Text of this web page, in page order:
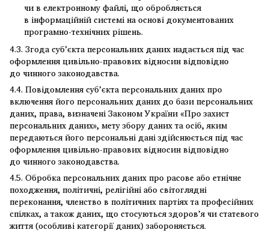
чи в електронному файлі, що обробляється
в інформаційній системі на основі документованих
програмно-технічних рішень.
4.3. Згода суб’єкта персональних даних надається під час
оформлення цивільно-правових відносин відповідно
до чинного законодавства.
4.4. Повідомлення суб’єкта персональних даних про
включення його персональних даних до бази персональних
даних, права, визначені Законом України «Про захист
персональних даних», мету збору даних та осіб, яким
передаються його персональні дані здійснюється під час
оформлення цивільно-правових відносин відповідно
до чинного законодавства.
4.5. Обробка персональних даних про расове або етнічне
походження, політичні, релігійні або світоглядні
переконання, членство в політичних партіях та професійних
спілках, а також даних, що стосуються здоров’я чи статевого
життя (особливі категорії даних) забороняється.